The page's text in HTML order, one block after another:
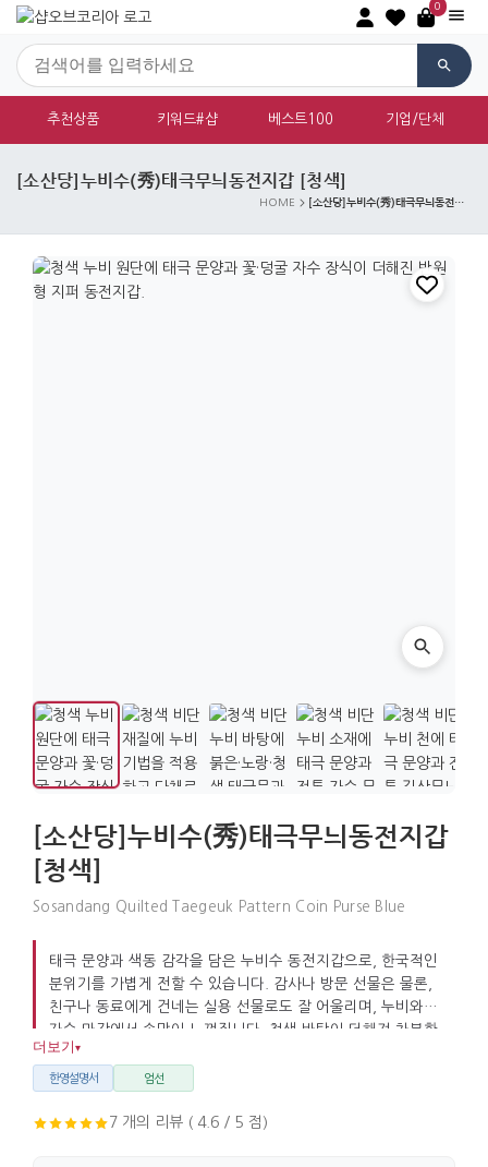
0
추천상품 키워드#샵 베스트100 기업/단체
[소산당]누비수(秀)태극무늬동전지갑 [청색]
HOME [소산당]누비수(秀)태극무늬동전지갑 [청색]
[소산당]누비수(秀)태극무늬동전지갑
[청색]
Sosandang Quilted Taegeuk Pattern Coin Purse Blue
태극 문양과 색동 감각을 담은 누비수 동전지갑으로, 한국적인
분위기를 가볍게 전할 수 있습니다. 감사나 방문 선물은 물론,
친구나 동료에게 건네는 실용 선물로도 잘 어울리며, 누비와
자수 마감에서 손맛이 느껴집니다. 청색 바탕이 더해져 차분한
인상을 줍니다.
더보기 ▾
한영설명서 엄선
7 개의 리뷰 ( 4.6 / 5 점)